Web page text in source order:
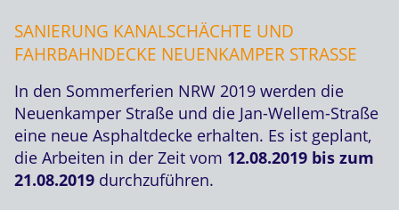
SANIERUNG KANALSCHÄCHTE UND
FAHRBAHNDECKE NEUENKAMPER STRASSE
In den Sommerferien NRW 2019 werden die
Neuenkamper Straße und die Jan-Wellem-Straße
eine neue Asphaltdecke erhalten. Es ist geplant,
die Arbeiten in der Zeit vom 12.08.2019 bis zum
21.08.2019 durchzuführen.